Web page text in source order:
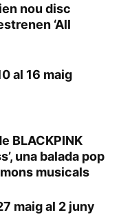
nou disc
‘All
al 16 maig
BLACKPINK
una balada pop
musicals
maig al 2 juny